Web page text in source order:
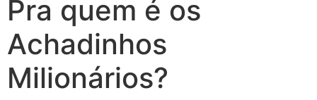
Pra quem é os
Achadinhos
Milionários?